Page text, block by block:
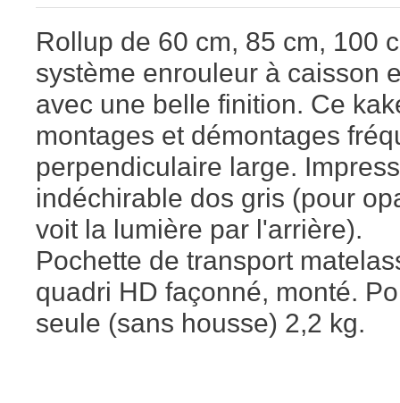
Rollup de 60 cm, 85 cm, 100
système enrouleur à caisson
avec une belle finition. Ce
montages et démontages
perpendiculaire large.
indéchirable dos gris (pour
voit la lumière par l'arrière).
Pochette de transport
quadri HD façonné, monté.
seule (sans housse) 2,2 kg.